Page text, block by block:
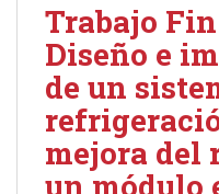
Trabajo Fin
Diseño e
de un
mejora del